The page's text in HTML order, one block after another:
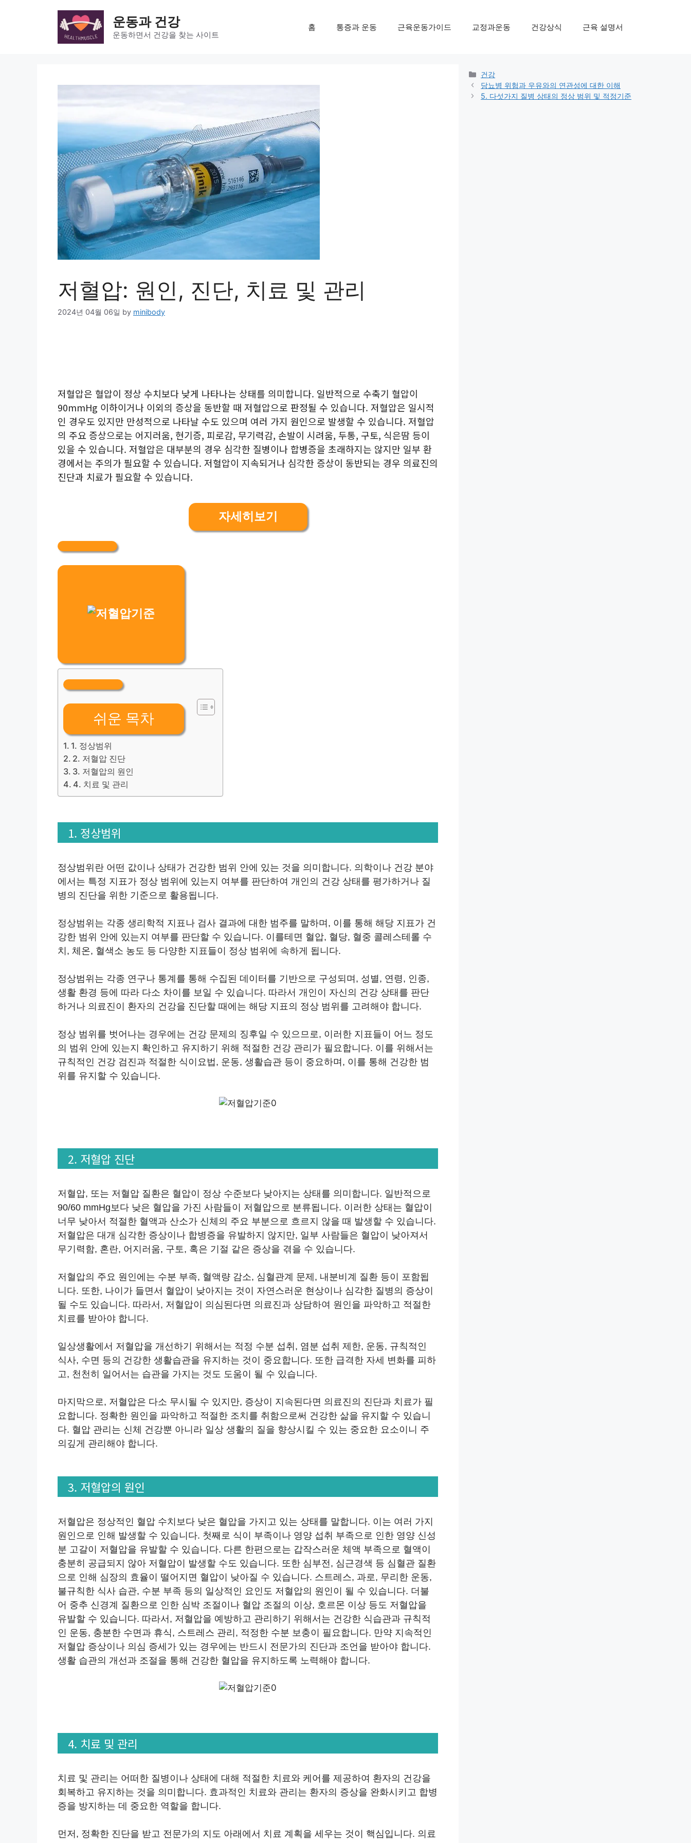
운동과 건강
운동하면서 건강을 찾는 사이트
홈 통증과 운동 근육운동가이드 교정과운동 건강상식 근육 설명서
저혈압: 원인, 진단, 치료 및 관리
2024년 04월 06일 by minibody
저혈압은 혈압이 정상 수치보다 낮게 나타나는 상태를 의미합니다. 일반적으로 수축기 혈압이
90mmHg 이하이거나 이외의 증상을 동반할 때 저혈압으로 판정될 수 있습니다. 저혈압은 일시적
인 경우도 있지만 만성적으로 나타날 수도 있으며 여러 가지 원인으로 발생할 수 있습니다. 저혈압
의 주요 증상으로는 어지러움, 현기증, 피로감, 무기력감, 손발이 시려움, 두통, 구토, 식은땀 등이
있을 수 있습니다. 저혈압은 대부분의 경우 심각한 질병이나 합병증을 초래하지는 않지만 일부 환
경에서는 주의가 필요할 수 있습니다. 저혈압이 지속되거나 심각한 증상이 동반되는 경우 의료진의
진단과 치료가 필요할 수 있습니다.
자세히보기
쉬운 목차
1. 정상범위
2. 저혈압 진단
3. 저혈압의 원인
4. 치료 및 관리
1. 정상범위
정상범위란 어떤 값이나 상태가 건강한 범위 안에 있는 것을 의미합니다. 의학이나 건강 분야
에서는 특정 지표가 정상 범위에 있는지 여부를 판단하여 개인의 건강 상태를 평가하거나 질
병의 진단을 위한 기준으로 활용됩니다.
정상범위는 각종 생리학적 지표나 검사 결과에 대한 범주를 말하며, 이를 통해 해당 지표가 건
강한 범위 안에 있는지 여부를 판단할 수 있습니다. 이를테면 혈압, 혈당, 혈중 콜레스테롤 수
치, 체온, 혈색소 농도 등 다양한 지표들이 정상 범위에 속하게 됩니다.
정상범위는 각종 연구나 통계를 통해 수집된 데이터를 기반으로 구성되며, 성별, 연령, 인종,
생활 환경 등에 따라 다소 차이를 보일 수 있습니다. 따라서 개인이 자신의 건강 상태를 판단
하거나 의료진이 환자의 건강을 진단할 때에는 해당 지표의 정상 범위를 고려해야 합니다.
정상 범위를 벗어나는 경우에는 건강 문제의 징후일 수 있으므로, 이러한 지표들이 어느 정도
의 범위 안에 있는지 확인하고 유지하기 위해 적절한 건강 관리가 필요합니다. 이를 위해서는
규칙적인 건강 검진과 적절한 식이요법, 운동, 생활습관 등이 중요하며, 이를 통해 건강한 범
위를 유지할 수 있습니다.
2. 저혈압 진단
저혈압, 또는 저혈압 질환은 혈압이 정상 수준보다 낮아지는 상태를 의미합니다. 일반적으로
90/60 mmHg보다 낮은 혈압을 가진 사람들이 저혈압으로 분류됩니다. 이러한 상태는 혈압이
너무 낮아서 적절한 혈액과 산소가 신체의 주요 부분으로 흐르지 않을 때 발생할 수 있습니다.
저혈압은 대개 심각한 증상이나 합병증을 유발하지 않지만, 일부 사람들은 혈압이 낮아져서
무기력함, 혼란, 어지러움, 구토, 혹은 기절 같은 증상을 겪을 수 있습니다.
저혈압의 주요 원인에는 수분 부족, 혈액량 감소, 심혈관계 문제, 내분비계 질환 등이 포함됩
니다. 또한, 나이가 들면서 혈압이 낮아지는 것이 자연스러운 현상이나 심각한 질병의 증상이
될 수도 있습니다. 따라서, 저혈압이 의심된다면 의료진과 상담하여 원인을 파악하고 적절한
치료를 받아야 합니다.
일상생활에서 저혈압을 개선하기 위해서는 적정 수분 섭취, 염분 섭취 제한, 운동, 규칙적인
식사, 수면 등의 건강한 생활습관을 유지하는 것이 중요합니다. 또한 급격한 자세 변화를 피하
고, 천천히 일어서는 습관을 가지는 것도 도움이 될 수 있습니다.
마지막으로, 저혈압은 다소 무시될 수 있지만, 증상이 지속된다면 의료진의 진단과 치료가 필
요합니다. 정확한 원인을 파악하고 적절한 조치를 취함으로써 건강한 삶을 유지할 수 있습니
다. 혈압 관리는 신체 건강뿐 아니라 일상 생활의 질을 향상시킬 수 있는 중요한 요소이니 주
의깊게 관리해야 합니다.
3. 저혈압의 원인
저혈압은 정상적인 혈압 수치보다 낮은 혈압을 가지고 있는 상태를 말합니다. 이는 여러 가지
원인으로 인해 발생할 수 있습니다. 첫째로 식이 부족이나 영양 섭취 부족으로 인한 영양 신성
분 고갈이 저혈압을 유발할 수 있습니다. 다른 한편으로는 갑작스러운 체액 부족으로 혈액이
충분히 공급되지 않아 저혈압이 발생할 수도 있습니다. 또한 심부전, 심근경색 등 심혈관 질환
으로 인해 심장의 효율이 떨어지면 혈압이 낮아질 수 있습니다. 스트레스, 과로, 무리한 운동,
불규칙한 식사 습관, 수분 부족 등의 일상적인 요인도 저혈압의 원인이 될 수 있습니다. 더불
어 중추 신경계 질환으로 인한 심박 조절이나 혈압 조절의 이상, 호르몬 이상 등도 저혈압을
유발할 수 있습니다. 따라서, 저혈압을 예방하고 관리하기 위해서는 건강한 식습관과 규칙적
인 운동, 충분한 수면과 휴식, 스트레스 관리, 적정한 수분 보충이 필요합니다. 만약 지속적인
저혈압 증상이나 의심 증세가 있는 경우에는 반드시 전문가의 진단과 조언을 받아야 합니다.
생활 습관의 개선과 조절을 통해 건강한 혈압을 유지하도록 노력해야 합니다.
4. 치료 및 관리
치료 및 관리는 어떠한 질병이나 상태에 대해 적절한 치료와 케어를 제공하여 환자의 건강을
회복하고 유지하는 것을 의미합니다. 효과적인 치료와 관리는 환자의 증상을 완화시키고 합병
증을 방지하는 데 중요한 역할을 합니다.
먼저, 정확한 진단을 받고 전문가의 지도 아래에서 치료 계획을 세우는 것이 핵심입니다. 의료
Categories
건강
당뇨병 위험과 우유와의 연관성에 대한 이해
5. 다섯가지 질병 상태의 정상 범위 및 적정기준